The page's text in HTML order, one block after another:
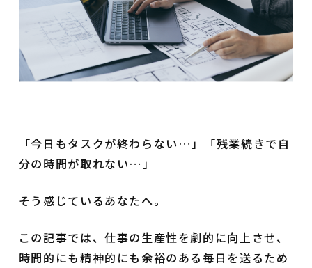
「今日もタスクが終わらない…」「残業続きで自
分の時間が取れない…」
そう感じているあなたへ。
この記事では、仕事の生産性を劇的に向上させ、
時間的にも精神的にも余裕のある毎日を送るため